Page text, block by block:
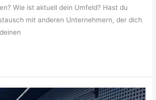
Wie ist aktuell dein Umfeld? Hast du
mit anderen Unternehmern, der dich